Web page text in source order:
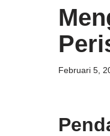
Februari 5,